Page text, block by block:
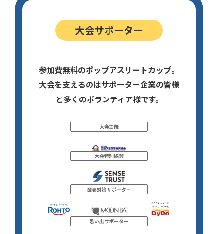
大会サポーター
参加費無料のポップアスリートカップ。
大会を支えるのはサポーター企業の皆様
と多くのボランティア様です。
大会主催
大会特別協賛
酷暑対策サポーター
思い出サポーター